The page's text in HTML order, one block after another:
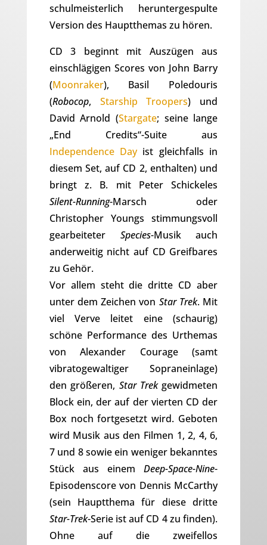
schulmeisterlich heruntergespulte
Version des Hauptthemas zu hören.
CD 3 beginnt mit Auszügen aus
einschlägigen Scores von John Barry
(Moonraker), Basil Poledouris
(Robocop, Starship Troopers) und
David Arnold (Stargate; seine lange
„End Credits“-Suite aus
Independence Dayist gleichfalls in
diesem Set, auf CD 2, enthalten) und
bringt z. B. mit Peter Schickeles
Silent-Running-Marsch oder
Christopher Youngs stimmungsvoll
gearbeiteter Species-Musik auch
anderweitig nicht auf CD Greifbares
zu Gehör.
Vor allem steht die dritte CD aber
unter dem Zeichen von Star Trek. Mit
viel Verve leitet eine (schaurig)
schöne Performance des Urthemas
von Alexander Courage (samt
vibratogewaltiger Sopraneinlage)
den größeren, Star Trekgewidmeten
Block ein, der auf der vierten CD der
Box noch fortgesetzt wird. Geboten
wird Musik aus den Filmen 1, 2, 4, 6,
7 und 8 sowie ein weniger bekanntes
Stück aus einemDeep-Space-Nine-
Episodenscore von Dennis McCarthy
(sein Hauptthema für diese dritte
Star-Trek-Serie ist auf CD 4 zu finden).
Ohne auf die zweifellos